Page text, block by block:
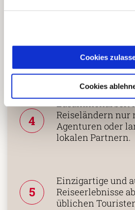
Cookies
Cookies
nachhaltiges
zertifiziert.
4
Zusammenarbeit
Reiseländern nur
Agenturen oder
lokalen Partnern.
5
Einzigartige und
Reiseerlebnisse
üblichen